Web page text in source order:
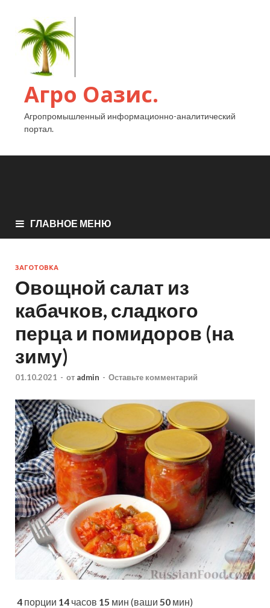
Агро Оазис.
Агропромышленный информационно-аналитический
портал.
ГЛАВНОЕ МЕНЮ
ЗАГОТОВКА
Овощной салат из
кабачков, сладкого
перца и помидоров (на
зиму)
01.10.2021 - от admin - Оставьте комментарий
4 порции 14 часов 15 мин (ваши 50 мин)